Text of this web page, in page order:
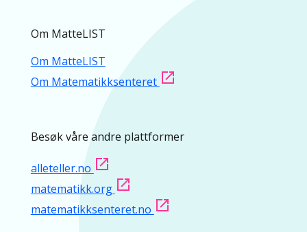
Om MatteLIST
Om MatteLIST
Om Matematikksenteret
Besøk våre andre plattformer
alleteller.no
matematikk.org
matematikksenteret.no